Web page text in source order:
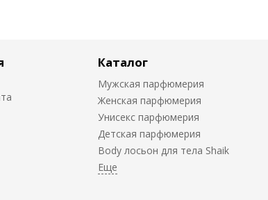
Каталог
Мужская парфюмерия
Женская парфюмерия
Унисекс парфюмерия
Детская парфюмерия
Body лосьон для тела Shaik